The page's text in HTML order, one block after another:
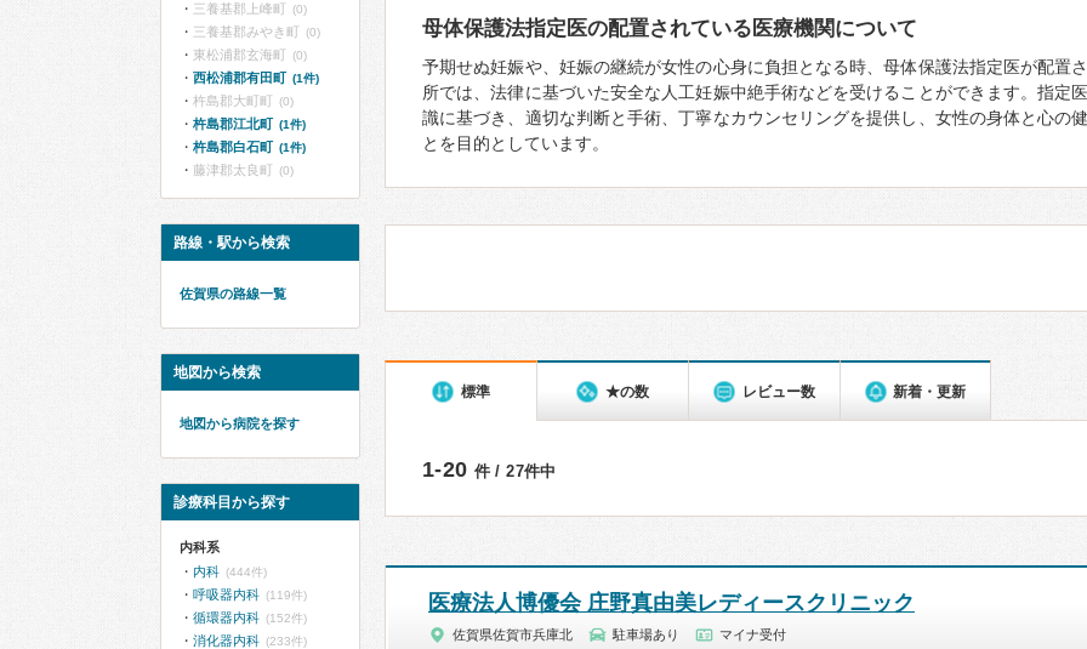
母体保護法指定医の配置されている医療機関について
予期せぬ妊娠や、妊娠の継続が女性の心身に負担となる時、母体保護法指定医が配置
所では、法律に基づいた安全な人工妊娠中絶手術などを受けることができます。指定
識に基づき、適切な判断と手術、丁寧なカウンセリングを提供し、女性の身体と心の
とを目的としています。
標準 ★の数 レビュー数 新着・更新
1-20 件 / 27件中
医療法人博優会 庄野真由美レディースクリニック
佐賀県佐賀市兵庫北 駐車場あり マイナ受付
三養基郡上峰町 (0)
三養基郡みやき町 (0)
東松浦郡玄海町 (0)
西松浦郡有田町 (1件)
杵島郡大町町 (0)
杵島郡江北町 (1件)
杵島郡白石町 (1件)
藤津郡太良町 (0)
路線・駅から検索
佐賀県の路線一覧
地図から検索
地図から病院を探す
診療科目から探す
内科系
内科 (444件)
呼吸器内科 (119件)
循環器内科 (152件)
消化器内科 (233件)